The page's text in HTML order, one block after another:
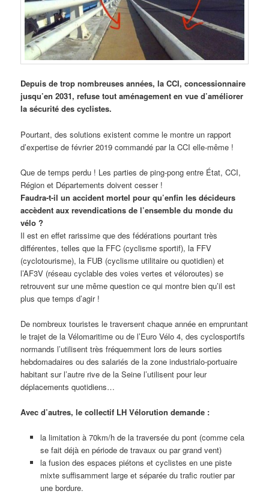
Depuis de trop nombreuses années, la CCI, concessionnaire
jusqu’en 2031, refuse tout aménagement en vue d’améliorer
la sécurité des cyclistes.
Pourtant, des solutions existent comme le montre un rapport
d’expertise de février 2019 commandé par la CCI elle-même !
Que de temps perdu ! Les parties de ping-pong entre État, CCI,
Région et Départements doivent cesser !
Faudra-t-il un accident mortel pour qu’enfin les décideurs
accèdent aux revendications de l’ensemble du monde du
vélo ?
Il est en effet rarissime que des fédérations pourtant très
différentes, telles que la FFC (cyclisme sportif), la FFV
(cyclotourisme), la FUB (cyclisme utilitaire ou quotidien) et
l’AF3V (réseau cyclable des voies vertes et véloroutes) se
retrouvent sur une même question ce qui montre bien qu’il est
plus que temps d’agir !
De nombreux touristes le traversent chaque année en empruntant
le trajet de la Vélomaritime ou de l’Euro Vélo 4, des cyclosportifs
normands l’utilisent très fréquemment lors de leurs sorties
hebdomadaires ou des salariés de la zone industrialo-portuaire
habitant sur l’autre rive de la Seine l’utilisent pour leur
déplacements quotidiens…
Avec d’autres, le collectif LH Vélorution demande :
la limitation à 70km/h de la traversée du pont (comme cela
se fait déjà en période de travaux ou par grand vent)
la fusion des espaces piétons et cyclistes en une piste
mixte suffisamment large et séparée du trafic routier par
une bordure.